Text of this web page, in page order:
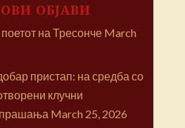
ОБЈАВИ
на Тресонче March
пристап: на средба со
клучни
прашања March 25, 2026